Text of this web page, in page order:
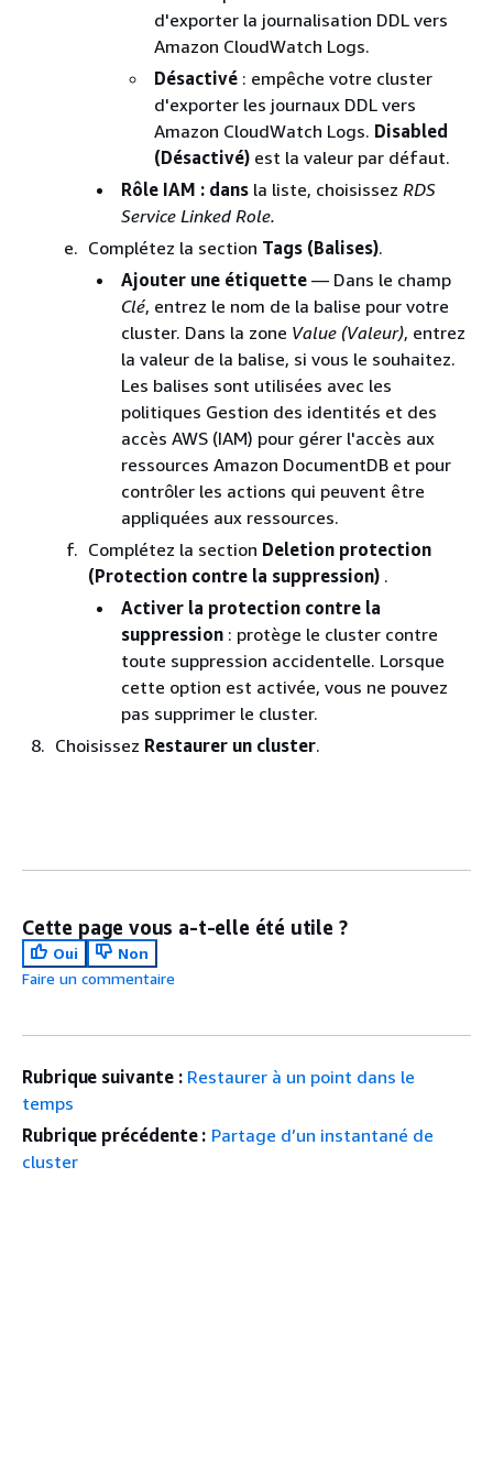
d'exporter la journalisation DDL vers
Amazon CloudWatch Logs.
Désactivé : empêche votre cluster
d'exporter les journaux DDL vers
Amazon CloudWatch Logs. Disabled
(Désactivé) est la valeur par défaut.
Rôle IAM : dans la liste, choisissez RDS
Service Linked Role.
Complétez la section Tags (Balises).
Ajouter une étiquette — Dans le champ
Clé, entrez le nom de la balise pour votre
cluster. Dans la zone Value (Valeur), entrez
la valeur de la balise, si vous le souhaitez.
Les balises sont utilisées avec les
politiques Gestion des identités et des
accès AWS (IAM) pour gérer l'accès aux
ressources Amazon DocumentDB et pour
contrôler les actions qui peuvent être
appliquées aux ressources.
Complétez la section Deletion protection
(Protection contre la suppression) .
Activer la protection contre la
suppression : protège le cluster contre
toute suppression accidentelle. Lorsque
cette option est activée, vous ne pouvez
pas supprimer le cluster.
Choisissez Restaurer un cluster.
Cette page vous a-t-elle été utile ?
Oui
Non
Faire un commentaire
Rubrique suivante : Restaurer à un point dans le
temps
Rubrique précédente : Partage d’un instantané de
cluster